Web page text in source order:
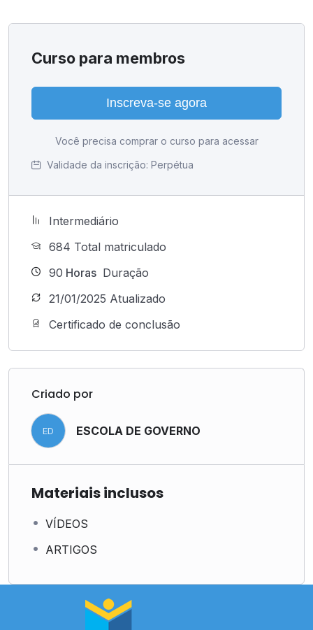
Curso para membros
Inscreva-se agora
Você precisa comprar o curso para acessar
Validade da inscrição: Perpétua
Intermediário
684 Total matriculado
90 Horas Duração
21/01/2025 Atualizado
Certificado de conclusão
Criado por
ED ESCOLA DE GOVERNO
Materiais inclusos
VÍDEOS
ARTIGOS